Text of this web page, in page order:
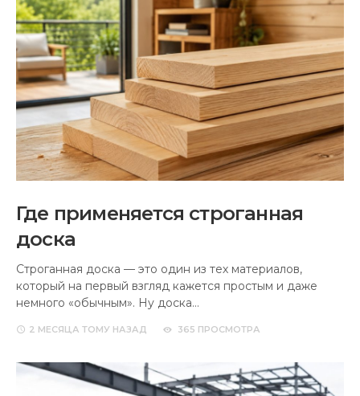
Где применяется строганная
доска
Строганная доска — это один из тех материалов,
который на первый взгляд кажется простым и даже
немного «обычным». Ну доска…
2 МЕСЯЦА ТОМУ НАЗАД 365 ПРОСМОТРА